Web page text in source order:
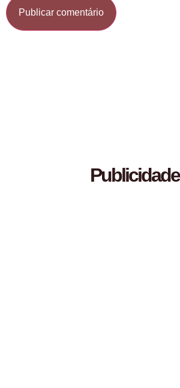
Publicidade